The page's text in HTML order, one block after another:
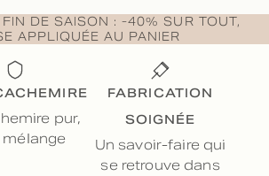
FIN DE SAISON : -40% SUR TOUT,
APPLIQUÉE AU PANIER
pur,
mélange
FABRICATION
SOIGNÉE
Un savoir-faire qui
se retrouve dans